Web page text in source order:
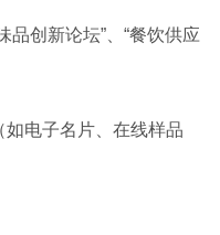
品创新论坛”、“餐饮供应
电子名片、在线样品